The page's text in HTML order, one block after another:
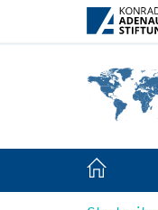
Zum Hauptinhalt